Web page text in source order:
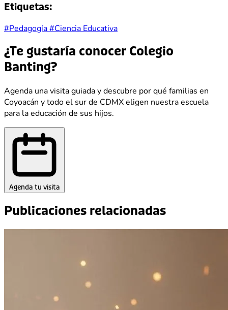
Etiquetas:
#Pedagogía#Ciencia Educativa
¿Te gustaría conocer Colegio
Banting?
Agenda una visita guiada y descubre por qué familias en
Coyoacán y todo el sur de CDMX eligen nuestra escuela
para la educación de sus hijos.
Agenda tu visita
Publicaciones relacionadas